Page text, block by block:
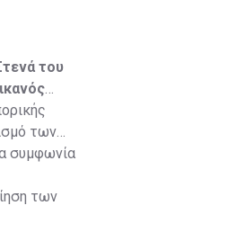
του
των
συμφωνία
των